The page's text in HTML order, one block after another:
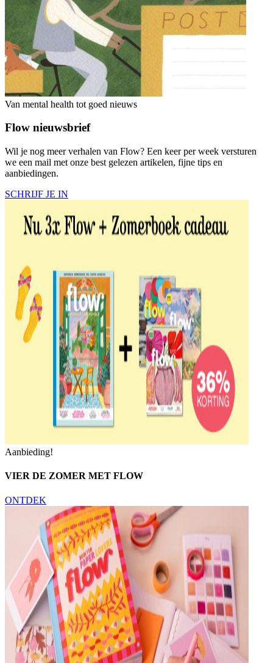
Van mental health tot goed nieuws
Flow nieuwsbrief
Wil je nog meer verhalen van Flow? Een keer per week versturen
we een mail met onze best gelezen artikelen, fijne tips en
aanbiedingen.
SCHRIJF JE IN
Aanbieding!
VIER DE ZOMER MET FLOW
ONTDEK